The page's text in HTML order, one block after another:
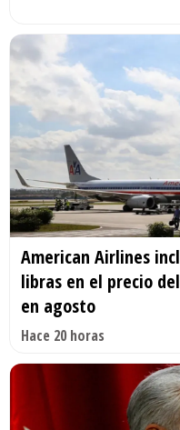
American Airlines
libras en el precio
en agosto
Hace 20 horas